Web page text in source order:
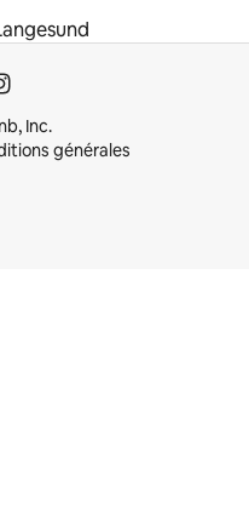
Inc.
générales